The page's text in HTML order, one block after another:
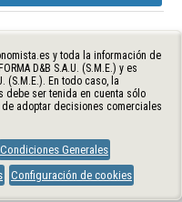
y toda la información de
D&B S.A.U. (S.M.E.) y es
(S.M.E.). En todo caso, la
debe ser tenida en cuenta sólo
adoptar decisiones comerciales
Condiciones Generales
Configuración de cookies